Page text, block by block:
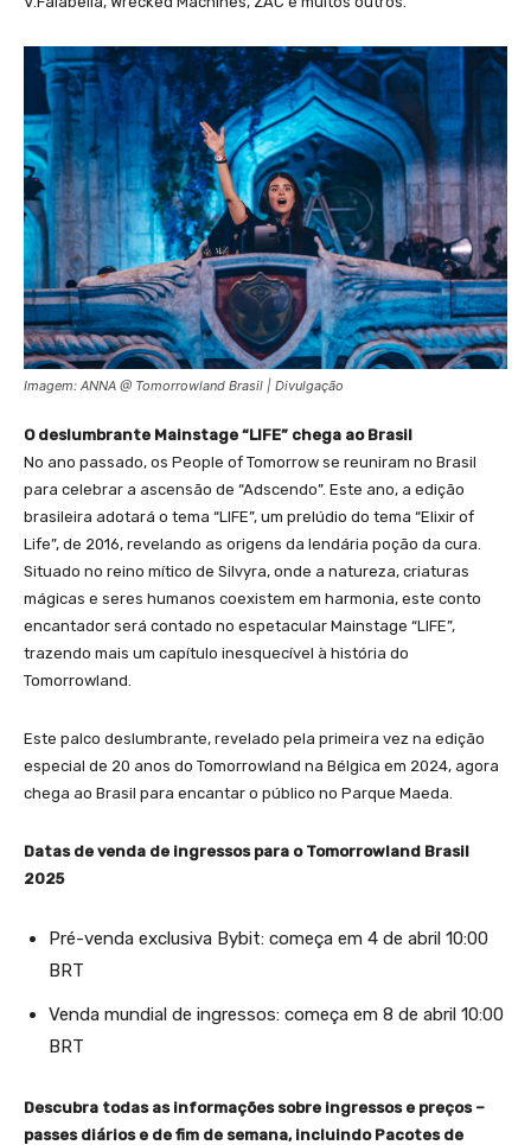
Imagem: ANNA @ Tomorrowland Brasil | Divulgação
O deslumbrante Mainstage “LIFE” chega ao Brasil
​No ano passado, os People of Tomorrow se reuniram no Brasil
para celebrar a ascensão de “Adscendo”. Este ano, a edição
brasileira adotará o tema “LIFE”, um prelúdio do tema “Elixir of
Life”, de 2016, revelando as origens da lendária poção da cura.
Situado no reino mítico de Silvyra, onde a natureza, criaturas
mágicas e seres humanos coexistem em harmonia, este conto
encantador será contado no espetacular Mainstage “LIFE”,
trazendo mais um capítulo inesquecível à história do
Tomorrowland.
Este palco deslumbrante, revelado pela primeira vez na edição
especial de 20 anos do Tomorrowland na Bélgica em 2024, agora
chega ao Brasil para encantar o público no Parque Maeda.
Datas de venda de ingressos para o Tomorrowland Brasil
2025
Pré-venda exclusiva Bybit: começa em 4 de abril 10:00
BRT
Venda mundial de ingressos: começa em 8 de abril 10:00
BRT
Descubra todas as informações sobre ingressos e preços –
passes diários e de fim de semana, incluindo Pacotes de